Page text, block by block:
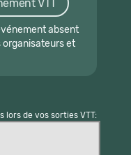
VTT
absent
organisateurs et
lors de vos sorties VTT: